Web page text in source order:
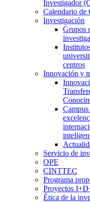
Investigador
Calendario de
Investigación
Grupos
centros
Innovación y
Campus
Servicio de
OPE
CINTTEC
Programa
Proyectos
Ética de la